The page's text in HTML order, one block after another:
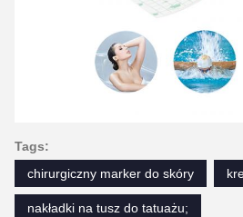
Tags:
chirurgiczny marker do skóry
nakładki na tusz do tatuażu;